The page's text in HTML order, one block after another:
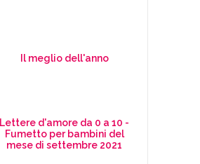
Il meglio dell'anno
Lettere d'amore da 0 a 10 -
Fumetto per bambini del
mese di settembre 2021